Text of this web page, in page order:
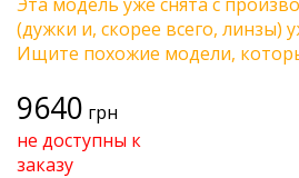
(дужки и, скорее всего, линзы)
Ищите похожие модели,
9640 грн
не доступны к
заказу